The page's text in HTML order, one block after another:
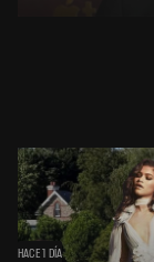
HACE 1 DÍA